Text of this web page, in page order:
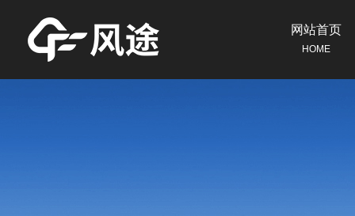
网站首页
HOME